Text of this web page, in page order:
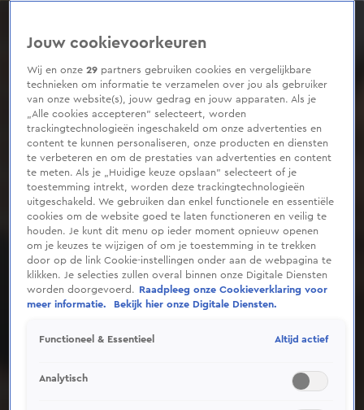
seconds
Deze video is niet beschikbaar op je huidige locatie
Jouw cookievoorkeuren
Wij en onze29 partners gebruiken cookies en vergelijkbare
technieken om informatie te verzamelen over jou als gebruiker
van onze website(s), jouw gedrag en jouw apparaten. Als je
„Alle cookies accepteren” selecteert, worden
trackingtechnologieën ingeschakeld om onze advertenties en
content te kunnen personaliseren, onze producten en diensten
te verbeteren en om de prestaties van advertenties en content
te meten. Als je „Huidige keuze opslaan” selecteert of je
toestemming intrekt, worden deze trackingtechnologieën
uitgeschakeld. We gebruiken dan enkel functionele en essentiële
cookies om de website goed te laten functioneren en veilig te
houden. Je kunt dit menu op ieder moment opnieuw openen
om je keuzes te wijzigen of om je toestemming in te trekken
door op de link Cookie-instellingen onder aan de webpagina te
klikken. Je selecties zullen overal binnen onze Digitale Diensten
worden doorgevoerd.
Raadpleeg onze Cookieverklaring voor
meer informatie.
Bekijk hier onze Digitale Diensten.
Functioneel & Essentieel Altijd actief
Analytisch